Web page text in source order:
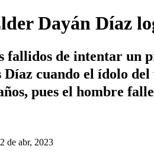
Dayán Díaz
fallidos de intentar un
Díaz cuando el ídolo
pues el hombre
de abr, 2023